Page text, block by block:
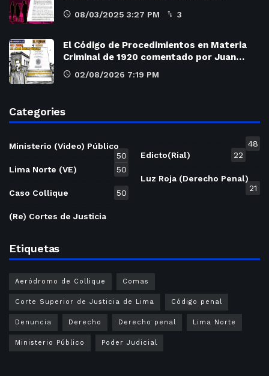
08/03/2025 3:27 PM 3
El Código de Procedimientos en Materia
Criminal de 1920 comentado por Juan…
02/08/2026 7:19 PM
Categories
Ministerio (Video) Público
50
Lima Norte (VE)
50
Caso Collique 50
(Re) Cortes de Justicia
48
Edicto(Rial)
22
Luz Roja (Derecho Penal)
21
Etiquetas
Aeródromo de Collique Comas
Corte Superior de Justicia de Lima Código penal
Denuncia Derecho Derecho penal Lima Norte
Ministerio Público Poder Judicial